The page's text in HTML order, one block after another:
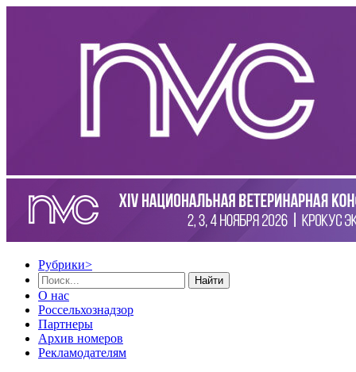
Рубрики>
Найти
О нас
Россельхознадзор
Партнеры
Архив номеров
Рекламодателям